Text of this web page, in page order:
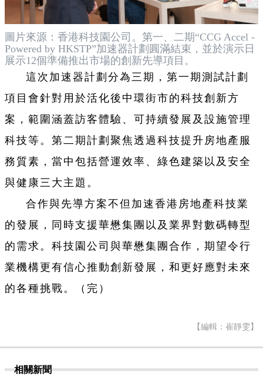
圖片來源：香港科技園公司。第一、二期“CCG Accel -
Powered by HKSTP”加速器計劃圓滿結束，並於演示日
展示12個準備推出市場的創新先導項目。
這次加速器計劃分為三期，第一期測試計劃
項目會針對用於活化後中環街市的科技創新方
案，範圍涵蓋訪客體驗、可持續發展及設施管理
科技等。第二期計劃聚焦透過科技提升房地產服
務質素，當中包括營運效率、綠色建築以及安全
與健康三大主題。
合作與先導方案不但加速香港房地產科技業
的發展，同時支援華懋集團以及業界對數碼轉型
的需求。科技園公司與華懋集團合作，期望令行
業機構更有信心推動創新發展，和更好應對未來
的各種挑戰。（完）
【編輯：崔靜雯】
相關新聞